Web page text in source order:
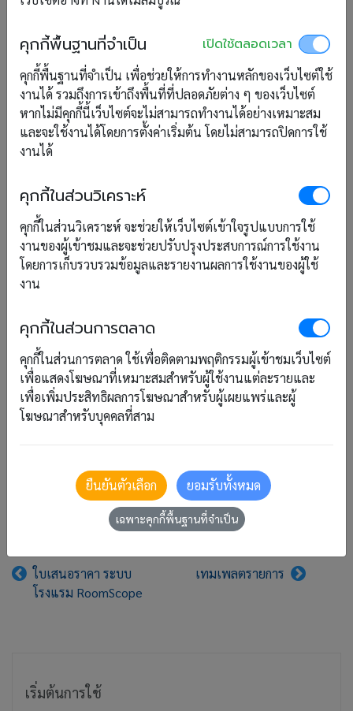
บันทึก ระบบจะนำรายการใหม่นี้ไปแสดงในรายการพร้อม
ให้ดาวน์โหลดไปใช้งาน (PDF)
ใบเสนอราคา ระบบ
โรงแรม RoomScope
เทมเพลตรายการ
เริ่มต้นการใช้
คุกกี้พื้นฐานที่จำเป็น เปิดใช้ตลอดเวลา
คุกกี้พื้นฐานที่จำเป็น เพื่อช่วยให้การทำงานหลักของเว็บไซต์ใช้
งานได้ รวมถึงการเข้าถึงพื้นที่ที่ปลอดภัยต่าง ๆ ของเว็บไซต์
หากไม่มีคุกกี้นี้เว็บไซต์จะไม่สามารถทำงานได้อย่างเหมาะสม
และจะใช้งานได้โดยการตั้งค่าเริ่มต้น โดยไม่สามารถปิดการใช้
งานได้
คุกกี้ในส่วนวิเคราะห์
คุกกี้ในส่วนวิเคราะห์ จะช่วยให้เว็บไซต์เข้าใจรูปแบบการใช้
งานของผู้เข้าชมและจะช่วยปรับปรุงประสบการณ์การใช้งาน
โดยการเก็บรวบรวมข้อมูลและรายงานผลการใช้งานของผู้ใช้
งาน
คุกกี้ในส่วนการตลาด
คุกกี้ในส่วนการตลาด ใช้เพื่อติดตามพฤติกรรมผู้เข้าชมเว็บไซต์
เพื่อแสดงโฆษณาที่เหมาะสมสำหรับผู้ใช้งานแต่ละรายและ
เพื่อเพิ่มประสิทธิผลการโฆษณาสำหรับผู้เผยแพร่และผู้
โฆษณาสำหรับบุคคลที่สาม
ยืนยันตัวเลือก ยอมรับทั้งหมด
เฉพาะคุกกี้พื้นฐานที่จำเป็น